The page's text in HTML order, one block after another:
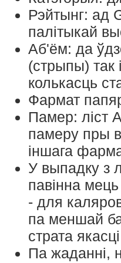
мероприятия.
Специальный пин
UNIGame 2025 в
(получить пин можно в
день выставки)
Уникальную майку
UNIGame 2025
Доступ в отдельную
приходите с косплеем
образе) и др.
Доступ на закрытую
афтер-пати
3. Билет на три дня
Действителен три дня, с
посещением всех
конвента, дает право
многократного входа в любой
дней 12-14 сентября 2025.
Можно приобрести на месте.
Билет включает:
Специальный значок
UNIGame 2025 в
(получить значок
день выставки)
Рэйтынг: ад
палітыкай
Аб'ём: да
(стрыпы) так
колькасць
Фармат
Памер: ліст
памеру пры
іншага
У выпадку з
павінна
- для
па меншай
страта
Па жаданні,